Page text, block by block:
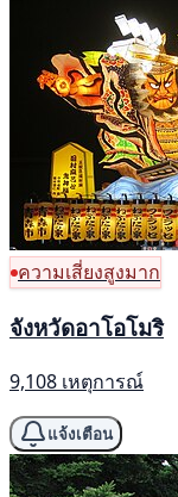
ความเสี่ยงสูงมาก
จังหวัดอาโอโมริ
9,108 เหตุการณ์
แจ้งเตือน